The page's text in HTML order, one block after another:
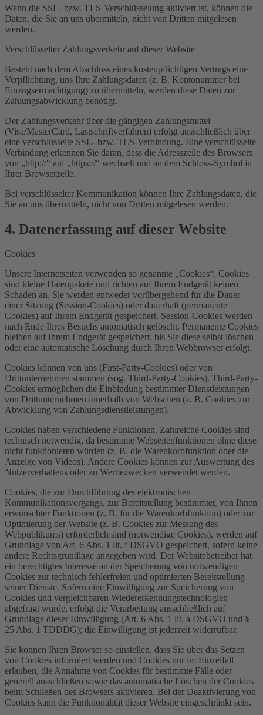
Wenn die SSL- bzw. TLS-Verschlüsselung aktiviert ist, können die
Daten, die Sie an uns übermitteln, nicht von Dritten mitgelesen
werden.
Verschlüsselter Zahlungsverkehr auf dieser Website
Besteht nach dem Abschluss eines kostenpflichtigen Vertrags eine
Verpflichtung, uns Ihre Zahlungsdaten (z. B. Kontonummer bei
Einzugsermächtigung) zu übermitteln, werden diese Daten zur
Zahlungsabwicklung benötigt.
Der Zahlungsverkehr über die gängigen Zahlungsmittel
(Visa/MasterCard, Lastschriftverfahren) erfolgt ausschließlich über
eine verschlüsselte SSL- bzw. TLS-Verbindung. Eine verschlüsselte
Verbindung erkennen Sie daran, dass die Adresszeile des Browsers
von „http://“ auf „https://“ wechselt und an dem Schloss-Symbol in
Ihrer Browserzeile.
Bei verschlüsselter Kommunikation können Ihre Zahlungsdaten, die
Sie an uns übermitteln, nicht von Dritten mitgelesen werden.
4. Datenerfassung auf dieser Website
Cookies
Unsere Internetseiten verwenden so genannte „Cookies“. Cookies
sind kleine Datenpakete und richten auf Ihrem Endgerät keinen
Schaden an. Sie werden entweder vorübergehend für die Dauer
einer Sitzung (Session-Cookies) oder dauerhaft (permanente
Cookies) auf Ihrem Endgerät gespeichert. Session-Cookies werden
nach Ende Ihres Besuchs automatisch gelöscht. Permanente Cookies
bleiben auf Ihrem Endgerät gespeichert, bis Sie diese selbst löschen
oder eine automatische Löschung durch Ihren Webbrowser erfolgt.
Cookies können von uns (First-Party-Cookies) oder von
Drittunternehmen stammen (sog. Third-Party-Cookies). Third-Party-
Cookies ermöglichen die Einbindung bestimmter Dienstleistungen
von Drittunternehmen innerhalb von Webseiten (z. B. Cookies zur
Abwicklung von Zahlungsdienstleistungen).
Cookies haben verschiedene Funktionen. Zahlreiche Cookies sind
technisch notwendig, da bestimmte Webseitenfunktionen ohne diese
nicht funktionieren würden (z. B. die Warenkorbfunktion oder die
Anzeige von Videos). Andere Cookies können zur Auswertung des
Nutzerverhaltens oder zu Werbezwecken verwendet werden.
Cookies, die zur Durchführung des elektronischen
Kommunikationsvorgangs, zur Bereitstellung bestimmter, von Ihnen
erwünschter Funktionen (z. B. für die Warenkorbfunktion) oder zur
Optimierung der Website (z. B. Cookies zur Messung des
Webpublikums) erforderlich sind (notwendige Cookies), werden auf
Grundlage von Art. 6 Abs. 1 lit. f DSGVO gespeichert, sofern keine
andere Rechtsgrundlage angegeben wird. Der Websitebetreiber hat
ein berechtigtes Interesse an der Speicherung von notwendigen
Cookies zur technisch fehlerfreien und optimierten Bereitstellung
seiner Dienste. Sofern eine Einwilligung zur Speicherung von
Cookies und vergleichbaren Wiedererkennungstechnologien
abgefragt wurde, erfolgt die Verarbeitung ausschließlich auf
Grundlage dieser Einwilligung (Art. 6 Abs. 1 lit. a DSGVO und §
25 Abs. 1 TDDDG); die Einwilligung ist jederzeit widerrufbar.
Sie können Ihren Browser so einstellen, dass Sie über das Setzen
von Cookies informiert werden und Cookies nur im Einzelfall
erlauben, die Annahme von Cookies für bestimmte Fälle oder
generell ausschließen sowie das automatische Löschen der Cookies
beim Schließen des Browsers aktivieren. Bei der Deaktivierung von
Cookies kann die Funktionalität dieser Website eingeschränkt sein.